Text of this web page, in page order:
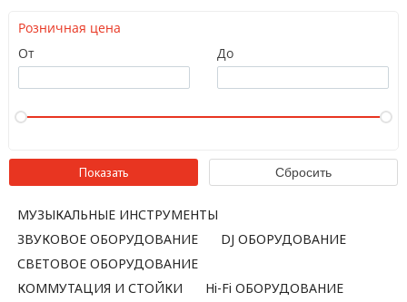
Розничная цена
От
До
МУЗЫКАЛЬНЫЕ ИНСТРУМЕНТЫ
ЗВУКОВОЕ ОБОРУДОВАНИЕ
DJ ОБОРУДОВАНИЕ
СВЕТОВОЕ ОБОРУДОВАНИЕ
КОММУТАЦИЯ И СТОЙКИ
Hi-Fi ОБОРУДОВАНИЕ